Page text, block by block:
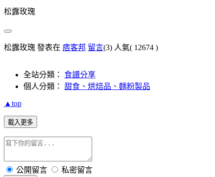
松露玫瑰
松露玫瑰 發表在 痞客邦 留言(3) 人氣( 12674 )
全站分類： 食譜分享
個人分類： 甜食、烘焙品、麵粉製品
▲top
載入更多
公開留言 私密留言